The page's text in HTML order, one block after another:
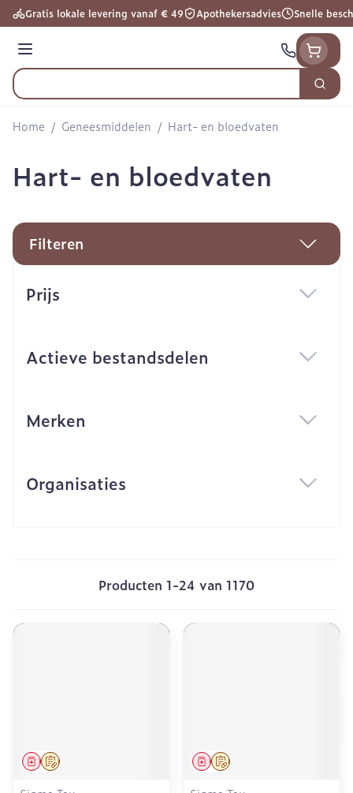
Ga naar de inhoud
Gratis lokale levering vanaf € 49 Apothekersadvies Snelle
Menu
Product, merk, categorie...
Zoek
Home / Geneesmiddelen / Hart- en bloedvaten
Hart- en bloedvaten
Filteren
Prijs
Actieve bestandsdelen
Merken
Organisaties
Producten 1-24 van 1170
Op voorschrift
Geneesmiddel Op voorschrift
Geneesmiddel